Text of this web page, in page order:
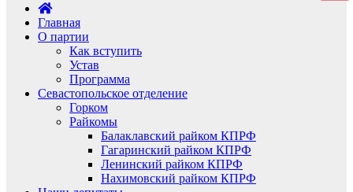
Главная
О партии
Как вступить
Устав
Программа
Севастопольское отделение
Горком
Райкомы
Балаклавский райком КПРФ
Гагаринский райком КПРФ
Ленинский райком КПРФ
Нахимовский райком КПРФ